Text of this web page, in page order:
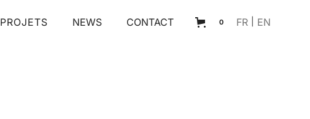
PROJETS NEWS CONTACT 0 FR EN